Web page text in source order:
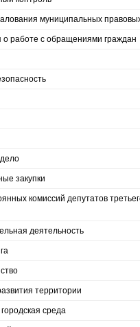
муниципальных
работе с обращениями граждан
закупки
комиссий депутатов
деятельность
территории
среда